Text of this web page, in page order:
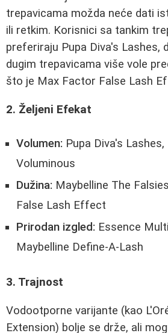
trepavicama možda neće dati
ili retkim. Korisnici sa tankim
preferiraju Pupa Diva's Lashes,
dugim trepavicama više vole
što je Max Factor False Lash
2. Željeni Efekat
Volumen: Pupa Diva's Lashes,
Voluminous
Dužina: Maybelline The
False Lash Effect
Prirodan izgled: Essence
Maybelline Define-A-Lash
3. Trajnost
Vodootporne varijante (kao
Extension) bolje se drže, ali